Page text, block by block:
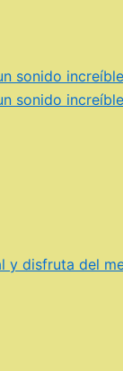
sonido increíble
sonido increíble
y disfruta del